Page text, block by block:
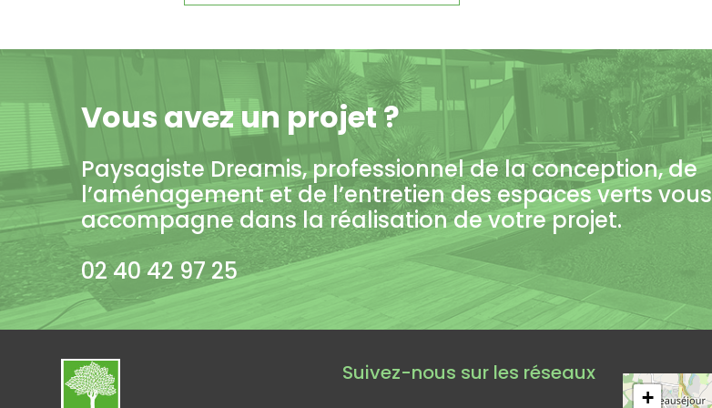
Vous avez un projet ?
Paysagiste Dreamis, professionnel de la conception, de
l’aménagement et de l’entretien des espaces verts vous
accompagne dans la réalisation de votre projet.
02 40 42 97 25
Suivez-nous sur les réseaux
+